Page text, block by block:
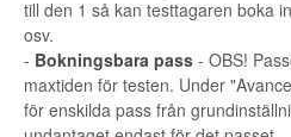
till den 1 så kan testtagaren boka
osv.
- Bokningsbara pass - OBS!
maxtiden för testen. Under
för enskilda pass från